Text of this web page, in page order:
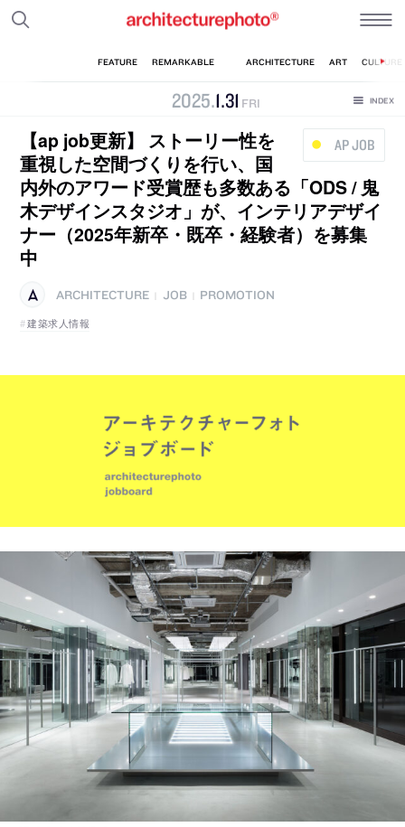
2025.1.31 FRI
AP JOB
【ap job更新】 ストーリー性を
重視した空間づくりを行い、国
内外のアワード受賞歴も多数ある「ODS / 鬼
木デザインスタジオ」が、インテリアデザイ
ナー（2025年新卒・既卒・経験者）を募集
中
ARCHITECTURE JOB
PROMOTION
建築求人情報